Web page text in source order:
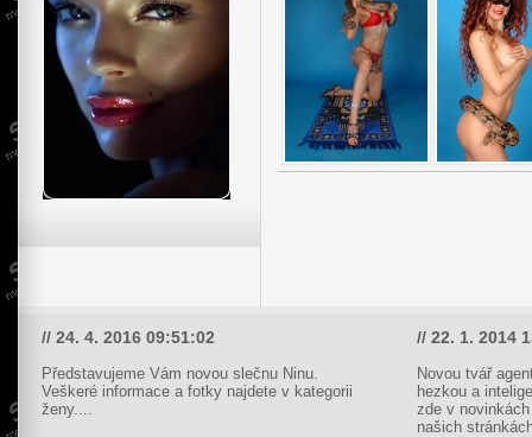
// 24. 4. 2016 09:51:02
Představujeme Vám novou slečnu Ninu.
Veškeré informace a fotky najdete v kategorii
ženy....
// 22. 1. 2014
Novou tvář
hezkou a
zde v
našich